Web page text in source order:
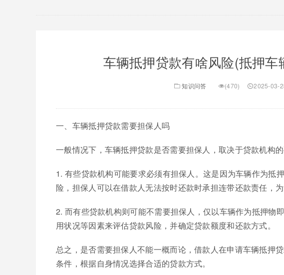
车辆抵押贷款有啥风险(抵押车
知识问答 (470) 2025-03-
一、车辆抵押贷款需要担保人吗
一般情况下，车辆抵押贷款是否需要担保人，取决于贷款机构的
1. 有些贷款机构可能要求必须有担保人。这是因为车辆作为抵
险，担保人可以在借款人无法按时还款时承担连带还款责任，
2. 而有些贷款机构则可能不需要担保人，仅以车辆作为抵押物
用状况等因素来评估贷款风险，并确定贷款额度和还款方式。
总之，是否需要担保人不能一概而论，借款人在申请车辆抵押
条件，根据自身情况选择合适的贷款方式。